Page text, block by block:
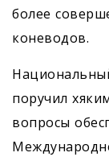
более
коневодов.
поручил
вопросы